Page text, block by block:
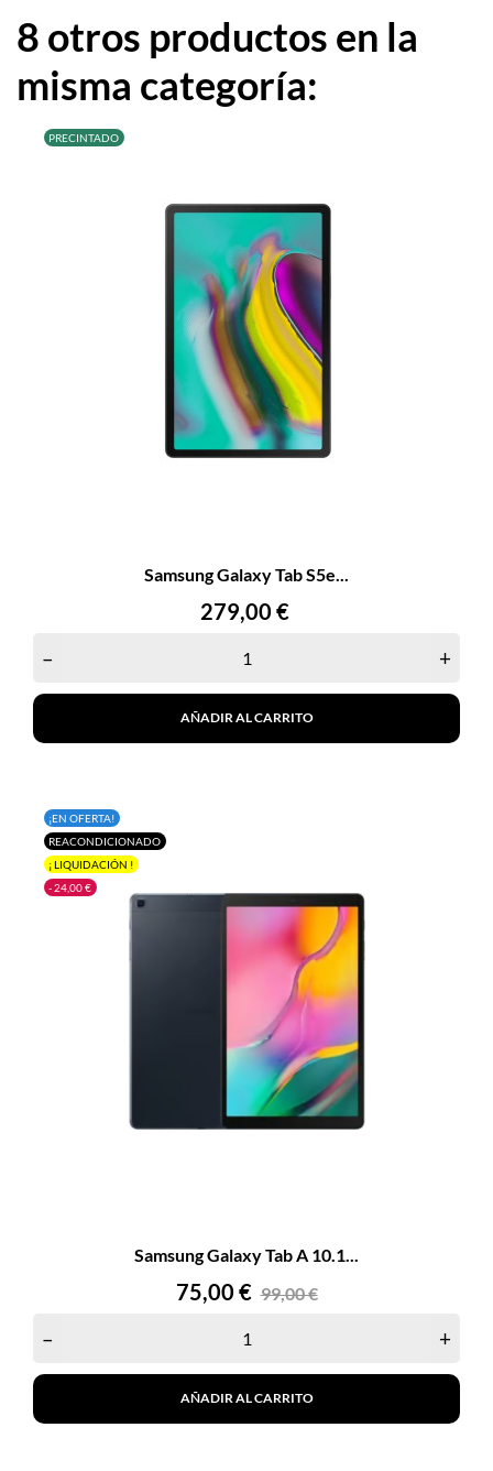
8 otros productos en la
misma categoría:
PRECINTADO
Samsung Galaxy Tab S5e...
Precio
279,00 €
– +
AÑADIR AL CARRITO
¡EN OFERTA!
REACONDICIONADO
¡ LIQUIDACIÓN !
- 24,00 €
Samsung Galaxy Tab A 10.1...
Precio
75,00 € Precio
99,00 €
– +
AÑADIR AL CARRITO